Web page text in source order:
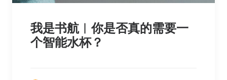
我是书航︳你是否真的需要一
个智能水杯？